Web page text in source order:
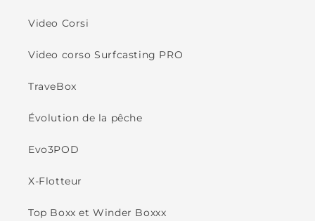
Video Corsi
Video corso Surfcasting PRO
TraveBox
Évolution de la pêche
Evo3POD
X-Flotteur
Top Boxx et Winder Boxxx